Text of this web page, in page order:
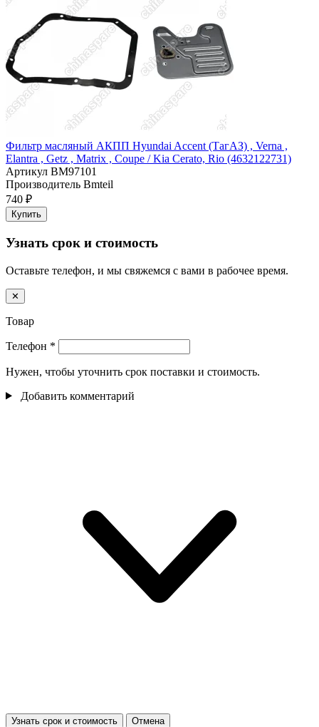
Фильтр масляный АКПП Hyundai Accent (ТагАЗ) , Verna ,
Elantra , Getz , Matrix , Coupе / Kia Cerato, Rio (4632122731)
Артикул BM97101
Производитель Bmteil
740 ₽
Купить
Узнать срок и стоимость
Оставьте телефон, и мы свяжемся с вами в рабочее время.
✕
Товар
Телефон *
Нужен, чтобы уточнить срок поставки и стоимость.
Добавить комментарий
Узнать срок и стоимость Отмена